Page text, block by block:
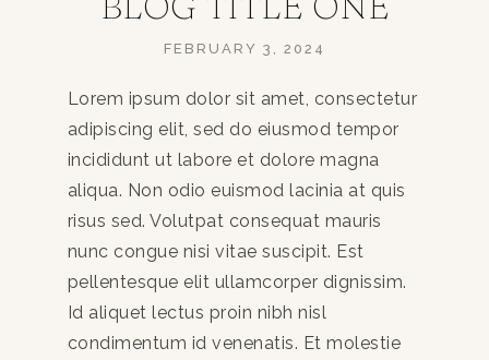
FEBRUARY 3, 2024
Lorem ipsum dolor sit amet, consectetur
adipiscing elit, sed do eiusmod tempor
incididunt ut labore et dolore magna
aliqua. Non odio euismod lacinia at quis
risus sed. Volutpat consequat mauris
nunc congue nisi vitae suscipit. Est
pellentesque elit ullamcorper dignissim.
Id aliquet lectus proin nibh nisl
condimentum id venenatis. Et molestie